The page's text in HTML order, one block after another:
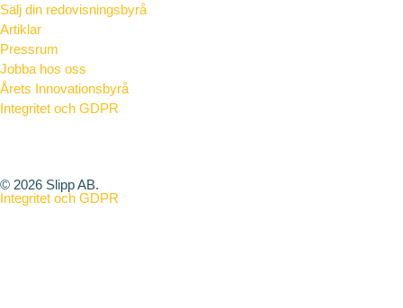
Sälj din redovisningsbyrå
Artiklar
Pressrum
Jobba hos oss
Årets Innovationsbyrå
Integritet och GDPR
© 2026 Slipp AB.
Integritet och GDPR